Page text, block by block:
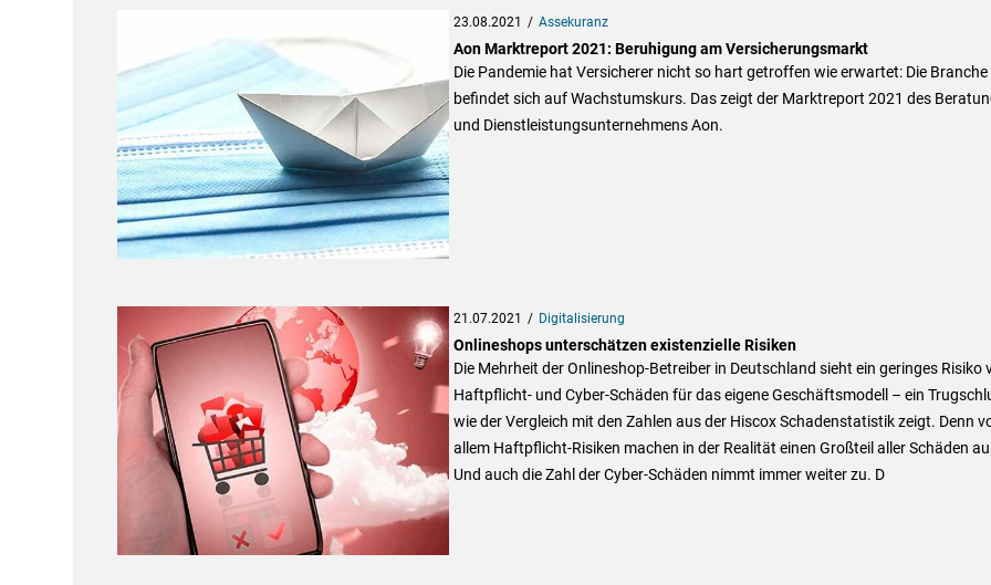
23.08.2021 Assekuranz
Aon Marktreport 2021: Beruhigung am Versicherungsmarkt
Die Pandemie hat Versicherer nicht so hart getroffen wie erwartet: Die Branche
befindet sich auf Wachstumskurs. Das zeigt der Marktreport 2021 des
und Dienstleistungsunternehmens Aon.
21.07.2021 Digitalisierung
Onlineshops unterschätzen existenzielle Risiken
Die Mehrheit der Onlineshop-Betreiber in Deutschland sieht ein geringes Risiko
Haftpflicht- und Cyber-Schäden für das eigene Geschäftsmodell – ein
wie der Vergleich mit den Zahlen aus der Hiscox Schadenstatistik zeigt. Denn
allem Haftpflicht-Risiken machen in der Realität einen Großteil aller Schäden
Und auch die Zahl der Cyber-Schäden nimmt immer weiter zu. D